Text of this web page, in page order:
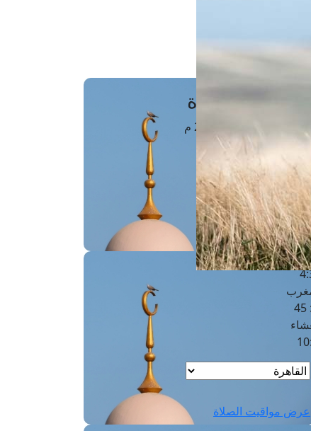
الهاتفية
مَواقِيتُ الصَّـــلاة
عرض مواقيت الصلاة